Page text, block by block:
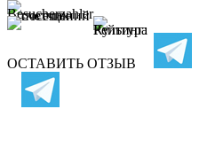
ОСТАВИТЬ ОТЗЫВ